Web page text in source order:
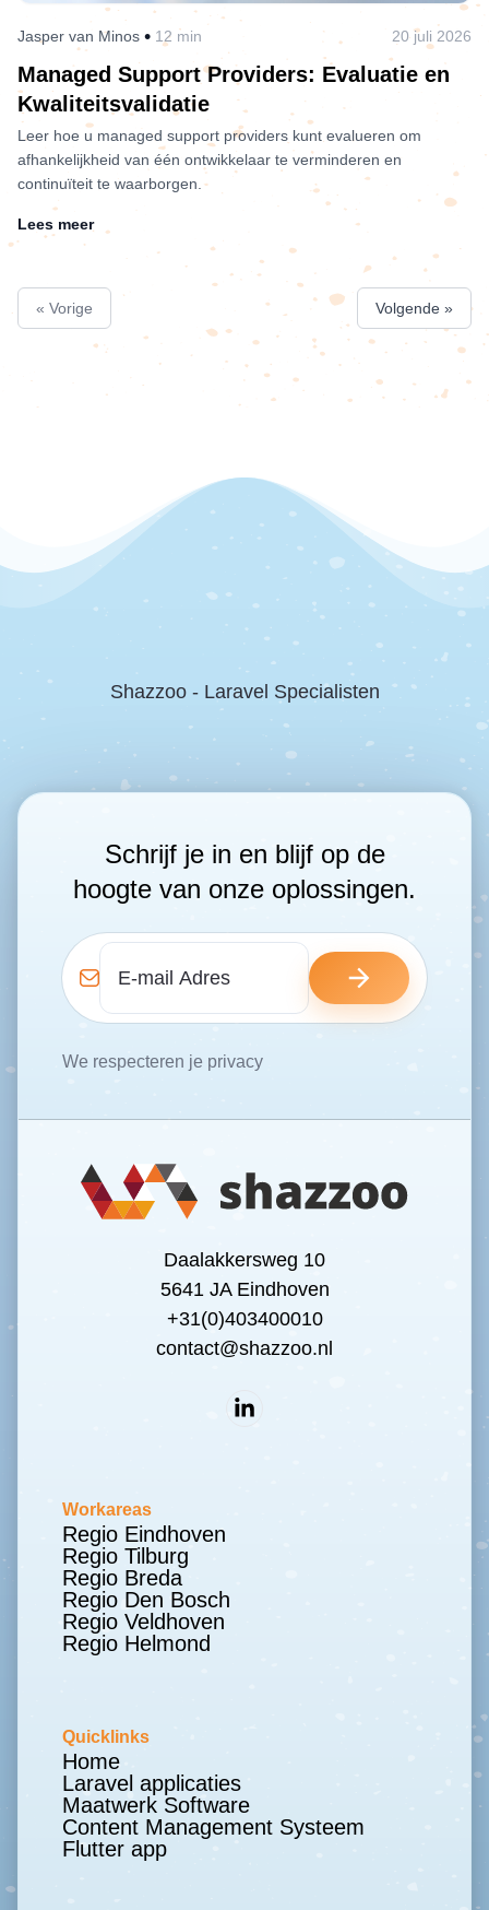
Jasper van Minos • 12 min 20 juli 2026
Managed Support Providers: Evaluatie en
Kwaliteitsvalidatie
Leer hoe u managed support providers kunt evalueren om
afhankelijkheid van één ontwikkelaar te verminderen en
continuïteit te waarborgen.
Lees meer
« Vorige Volgende »
Shazzoo - Laravel Specialisten
Schrijf je in en blijf op de
hoogte van onze oplossingen.
We respecteren je privacy
Daalakkersweg 10
5641 JA Eindhoven
+31(0)403400010
contact@shazzoo.nl
Workareas
Regio Eindhoven
Regio Tilburg
Regio Breda
Regio Den Bosch
Regio Veldhoven
Regio Helmond
Quicklinks
Home
Laravel applicaties
Maatwerk Software
Content Management Systeem
Flutter app